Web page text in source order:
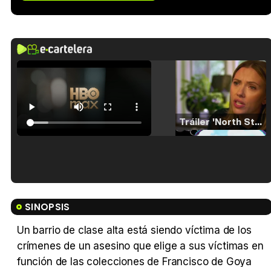
Tráiler 'North Star' (2023)
SINOPSIS
Un barrio de clase alta está siendo víctima de los
crímenes de un asesino que elige a sus víctimas en
función de las colecciones de Francisco de Goya